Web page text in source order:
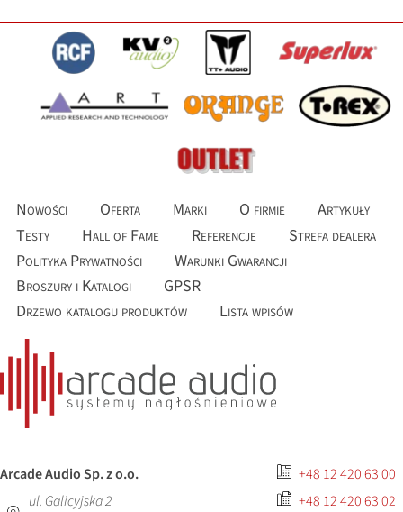
Nowości Oferta Marki O firmie
Artykuły
Testy
Hall of Fame Referencje
Strefa dealera
Polityka Prywatności
Warunki Gwarancji
Broszury i Katalogi
GPSR
Drzewo katalogu produktów
Lista wpisów
Arcade Audio Sp. z o.o.
ul. Galicyjska 2
+48 12 420 63 00
+48 12 420 63 02